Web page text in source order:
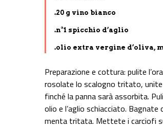
.20 g vino bianco
.n°1 spicchio d’aglio
.olio extra vergine d’oliva,
Preparazione e cottura: pulite
rosolate lo scalogno tritato,
finché la panna sarà assorbita.
olio e l’aglio schiacciato.
menta tritata. Mettete i carciofi